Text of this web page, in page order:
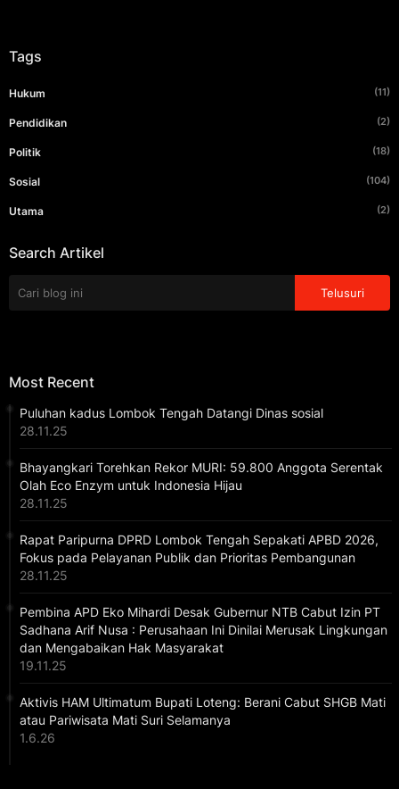
Tags
Hukum (11)
Pendidikan (2)
Politik (18)
Sosial (104)
Utama (2)
Search Artikel
Most Recent
Puluhan kadus Lombok Tengah Datangi Dinas sosial
28.11.25
Bhayangkari Torehkan Rekor MURI: 59.800 Anggota Serentak
Olah Eco Enzym untuk Indonesia Hijau
28.11.25
Rapat Paripurna DPRD Lombok Tengah Sepakati APBD 2026,
Fokus pada Pelayanan Publik dan Prioritas Pembangunan
28.11.25
Pembina APD Eko Mihardi Desak Gubernur NTB Cabut Izin PT
Sadhana Arif Nusa : Perusahaan Ini Dinilai Merusak Lingkungan
dan Mengabaikan Hak Masyarakat
19.11.25
Aktivis HAM Ultimatum Bupati Loteng: Berani Cabut SHGB Mati
atau Pariwisata Mati Suri Selamanya
1.6.26